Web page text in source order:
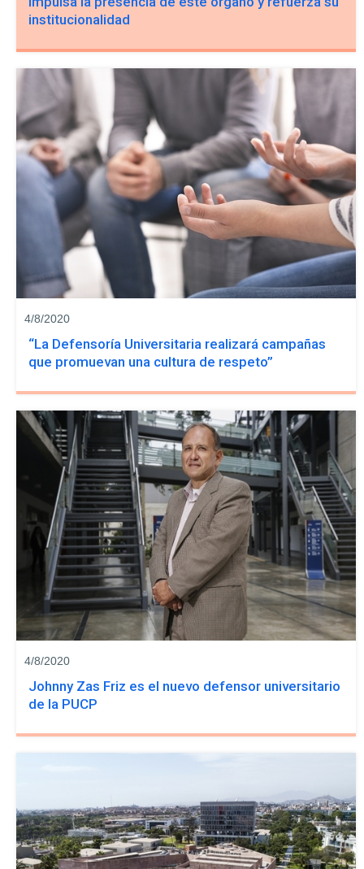
institucionalidad
4/8/2020
“La Defensoría Universitaria realizará campañas
que promuevan una cultura de respeto”
4/8/2020
Johnny Zas Friz es el nuevo defensor universitario
de la PUCP